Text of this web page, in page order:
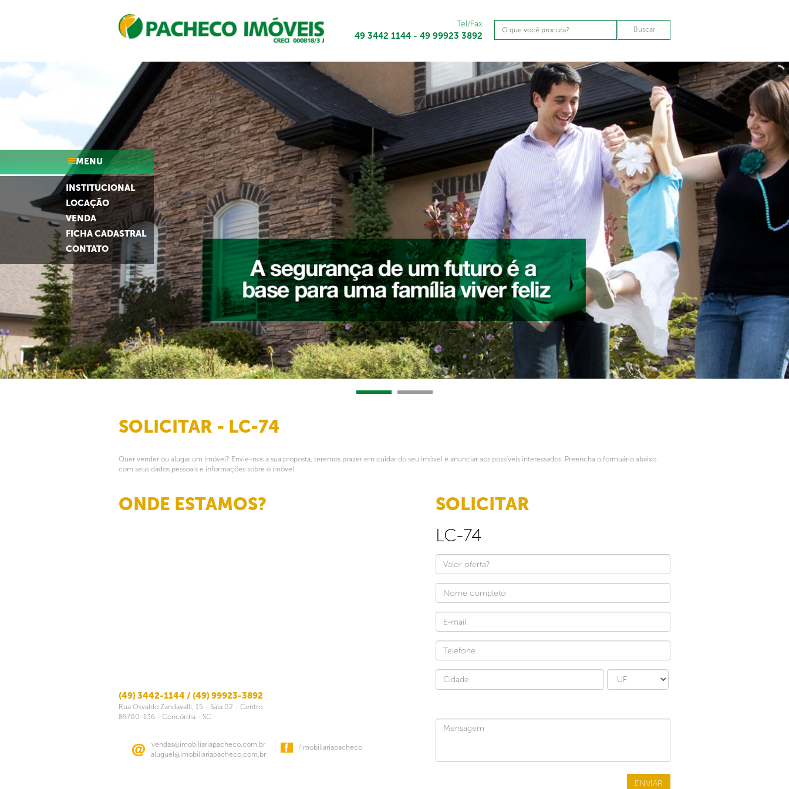
Tel/Fax
49 3442 1144 - 49 99923 3892
MENU
INSTITUCIONAL
LOCAÇÃO
VENDA
FICHA CADASTRAL
CONTATO
SOLICITAR - LC-74
Quer vender ou alugar um imóvel? Envie-nos a sua proposta, teremos prazer em cuidar do seu imóvel e anunciar aos possíveis interessados. Preencha o formuário abaixo
com seus dados pessoais e informações sobre o imóvel.
ONDE ESTAMOS?
(49) 3442-1144 / (49) 99923-3892
Rua Osvaldo Zandavalli, 15 - Sala 02 - Centro
89700-136 - Concórdia - SC
vendas@imobiliariapacheco.com.br
aluguel@imobiliariapacheco.com.br
/imobiliariapacheco
SOLICITAR
LC-74